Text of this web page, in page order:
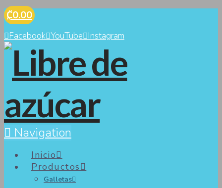
₡0.00
Facebook YouTube Instagram
Navigation
Inicio
Productos
Galletas